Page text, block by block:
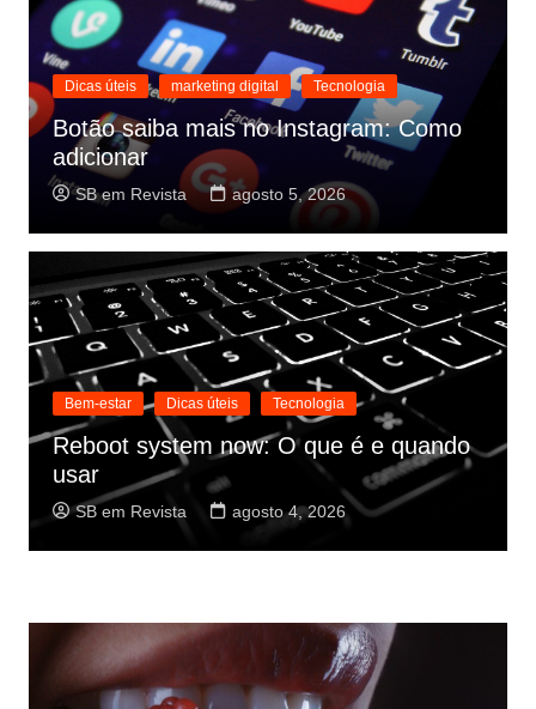
Dicas úteis marketing digital Tecnologia
Botão saiba mais no Instagram: Como
adicionar
SB em Revista agosto 5, 2026
Bem-estar Dicas úteis Tecnologia
Reboot system now: O que é e quando
usar
SB em Revista agosto 4, 2026